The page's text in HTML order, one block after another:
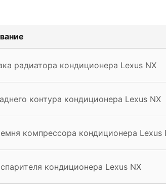
радиатора кондиционера Lexus NX
контура кондиционера Lexus NX
компрессора кондиционера Lexus
кондиционера Lexus NX